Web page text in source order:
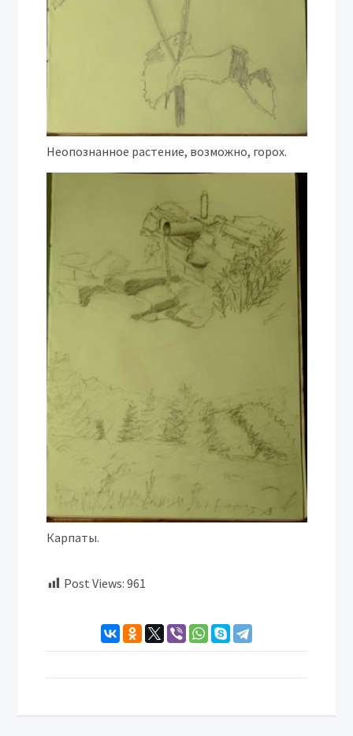
Неопознанное растение, возможно, горох.
Карпаты.
Post Views: 961